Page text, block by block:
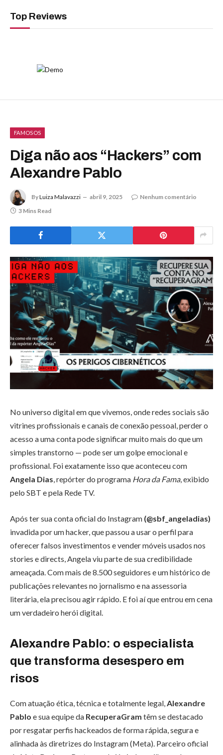
Top Reviews
FAMOSOS
Diga não aos “Hackers” com
Alexandre Pablo
ByLuiza Malavazzi abril 9, 2025
Nenhum comentário
3 Mins Read
No universo digital em que vivemos, onde redes sociais são
vitrines profissionais e canais de conexão pessoal, perder o
acesso a uma conta pode significar muito mais do que um
simples transtorno — pode ser um golpe emocional e
profissional. Foi exatamente isso que aconteceu com
Angela Dias, repórter do programa Hora da Fama, exibido
pelo SBT e pela Rede TV.
Após ter sua conta oficial do Instagram (@sbf_angeladias)
invadida por um hacker, que passou a usar o perfil para
oferecer falsos investimentos e vender móveis usados nos
stories e directs, Angela viu parte de sua credibilidade
ameaçada. Com mais de 8.500 seguidores e um histórico de
publicações relevantes no jornalismo e na assessoria
literária, ela precisou agir rápido. E foi aí que entrou em cena
um verdadeiro herói digital.
Alexandre Pablo: o especialista
que transforma desespero em
risos
Com atuação ética, técnica e totalmente legal,Alexandre
Pablo e sua equipe da RecuperaGram têm se destacado
por resgatar perfis hackeados de forma rápida, segura e
alinhada às diretrizes do Instagram (Meta). Parceiro oficial